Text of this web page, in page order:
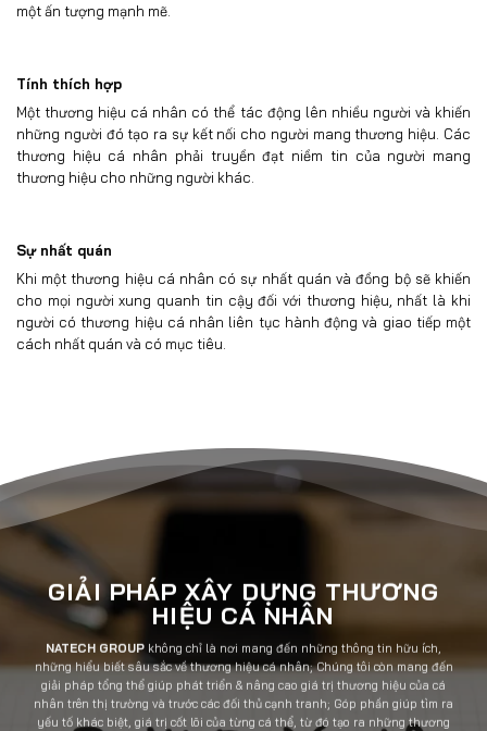
một ấn tượng mạnh mẽ.
Tính thích hợp
Một thương hiệu cá nhân có thể tác động lên nhiều người và khiến
những người đó tạo ra sự kết nối cho người mang thương hiệu. Các
thương hiệu cá nhân phải truyền đạt niềm tin của người mang
thương hiệu cho những người khác.
Sự nhất quán
Khi một thương hiệu cá nhân có sự nhất quán và đồng bộ sẽ khiến
cho mọi người xung quanh tin cậy đối với thương hiệu, nhất là khi
người có thương hiệu cá nhân liên tục hành động và giao tiếp một
cách nhất quán và có mục tiêu.
GIẢI PHÁP XÂY DỰNG THƯƠNG
HIỆU CÁ NHÂN
NATECH GROUP không chỉ là nơi mang đến những thông tin hữu ích,
những hiểu biết sâu sắc về thương hiệu cá nhân; Chúng tôi còn mang đến
giải pháp tổng thể giúp phát triển & nâng cao giá trị thương hiệu của cá
nhân trên thị trường và trước các đối thủ cạnh tranh; Góp phần giúp tìm ra
yếu tố khác biệt, giá trị cốt lõi của từng cá thể, từ đó tạo ra những thương